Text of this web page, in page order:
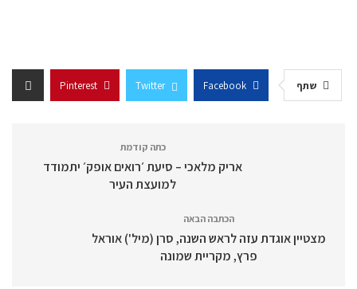
שתף Facebook
Twitter
Pinterest
כתה קודמת
אריק מלאכי – סיעת ׳רואים אופק׳ יתמודד
למועצת העיר
הכתבה הבאה
מצטיין אוגדת עזה לראש השנה, סרן (מיל') אוראל
פרץ, מקריית שמונה